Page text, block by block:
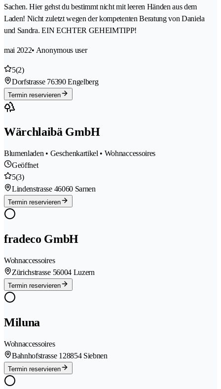
Sachen. Hier gehst du bestimmt nicht mit leeren Händen aus dem
Laden! Nicht zuletzt wegen der kompetenten Beratung von Daniela
und Sandra. EIN ECHTER GEHEIMTIPP!
mai 2022• Anonymous user
5(2)
Dorfstrasse 76390 Engelberg
Termin reservieren
Wärchlaibä GmbH
Blumenladen • Geschenkartikel • Wohnaccessoires
Geöffnet
5(3)
Lindenstrasse 46060 Sarnen
Termin reservieren
fradeco GmbH
Wohnaccessoires
Zürichstrasse 56004 Luzern
Termin reservieren
Miluna
Wohnaccessoires
Bahnhofstrasse 128854 Siebnen
Termin reservieren